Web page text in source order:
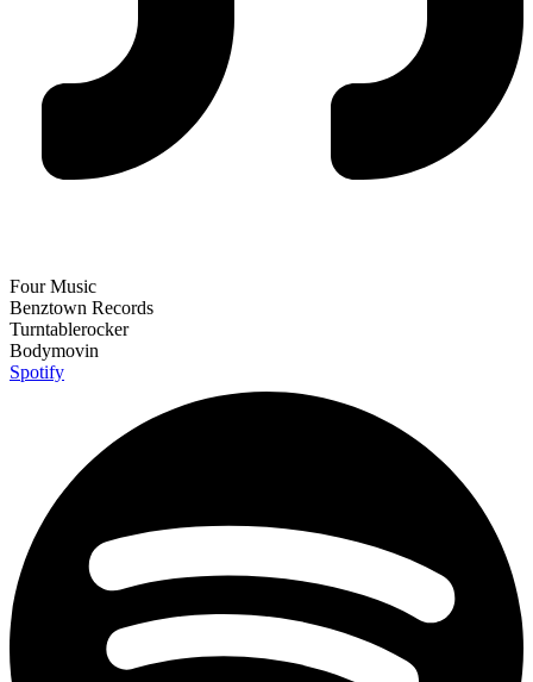
Four Music
Benztown Records
Turntablerocker
Bodymovin
Spotify